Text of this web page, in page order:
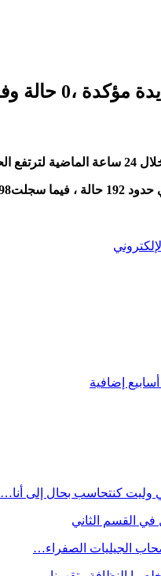
وليت كنتحاسب بحال إلى أنا…
في القسم الثاني
الجيليات الصفراء…